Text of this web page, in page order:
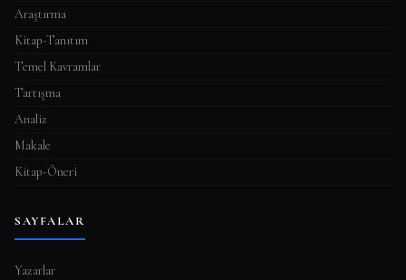
Araştırma
Kitap-Tanıtım
Temel Kavramlar
Tartışma
Analiz
Makale
Kitap-Öneri
SAYFALAR
Yazarlar